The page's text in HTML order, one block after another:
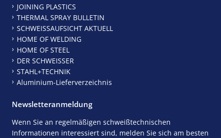
JOINING PLASTICS
THERMAL SPRAY BULLETIN
SCHWEISSAUFSICHT AKTUELL
HOME OF WELDING
HOME OF STEEL
DER SCHWEISSER
STAHL+TECHNIK
Aluminium-Lieferverzeichnis
Newsletteranmeldung
Wenn Sie an regelmäßigen schweißtechnischen
Informationen interessiert sind, melden Sie sich am besten